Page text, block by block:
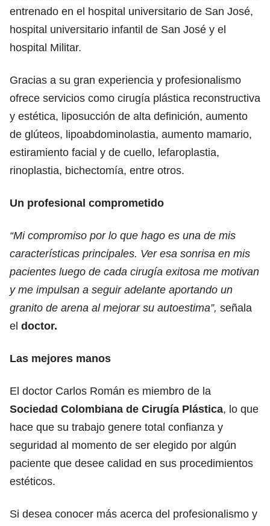
entrenado en el hospital universitario de San José,
hospital universitario infantil de San José y el
hospital Militar.
Gracias a su gran experiencia y profesionalismo
ofrece servicios como cirugía plástica reconstructiva
y estética, liposucción de alta definición, aumento
de glúteos, lipoabdominolastia, aumento mamario,
estiramiento facial y de cuello, lefaroplastia,
rinoplastia, bichectomía, entre otros.
Un profesional comprometido
“Mi compromiso por lo que hago es una de mis
características principales. Ver esa sonrisa en mis
pacientes luego de cada cirugía exitosa me motivan
y me impulsan a seguir adelante aportando un
granito de arena al mejorar su autoestima”, señala
el doctor.
Las mejores manos
El doctor Carlos Román es miembro de la
Sociedad Colombiana de Cirugía Plástica, lo que
hace que su trabajo genere total confianza y
seguridad al momento de ser elegido por algún
paciente que desee calidad en sus procedimientos
estéticos.
Si desea conocer más acerca del profesionalismo y